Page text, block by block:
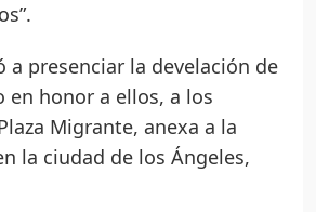
a presenciar la develación de
honor a ellos, a los
Migrante, anexa a la
la ciudad de los Ángeles,